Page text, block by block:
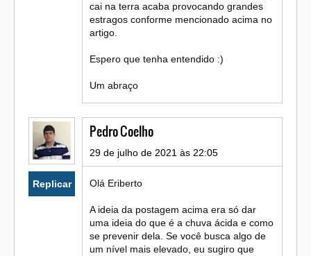
cai na terra acaba provocando grandes
estragos conforme mencionado acima no
artigo.
Espero que tenha entendido :)
Um abraço
Replicar
Pedro Coelho
29 de julho de 2021 às 22:05
Olá Eriberto
A ideia da postagem acima era só dar
uma ideia do que é a chuva ácida e como
se prevenir dela. Se você busca algo de
um nível mais elevado, eu sugiro que